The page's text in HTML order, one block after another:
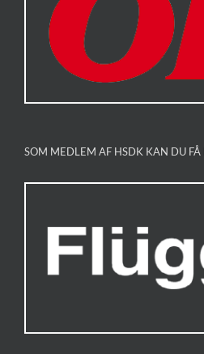
SOM MEDLEM AF HSDK KAN DU FÅ